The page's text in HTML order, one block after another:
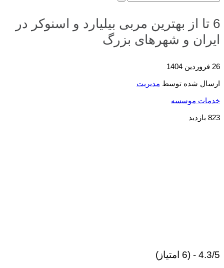
6 تا از بهترین مربی بیلیارد و اسنوکر در
ایران و شهرهای بزرگ
26 فروردین 1404
ارسال شده توسط مدیریت
خدمات موسسه
823 بازدید
4.3/5 - (6 امتیاز)